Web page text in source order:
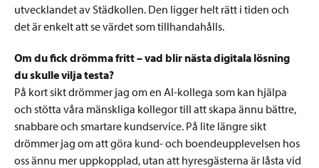
utvecklandet av Städkollen. Den ligger helt rätt i tiden och
det är enkelt att se värdet som tillhandahålls.
Om du fick drömma fritt – vad blir nästa digitala lösning
du skulle vilja testa?
På kort sikt drömmer jag om en AI-kollega som kan hjälpa
och stötta våra mänskliga kollegor till att skapa ännu bättre,
snabbare och smartare kundservice. På lite längre sikt
drömmer jag om att göra kund- och boendeupplevelsen hos
oss ännu mer uppkopplad, utan att hyresgästerna är låsta vid